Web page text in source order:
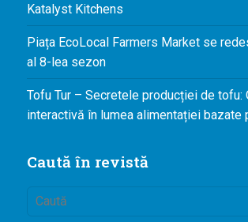
Katalyst Kitchens
Piața EcoLocal Farmers Market se
al 8-lea sezon
Tofu Tur – Secretele producției de tofu:
interactivă în lumea alimentației bazate
Caută în revistă